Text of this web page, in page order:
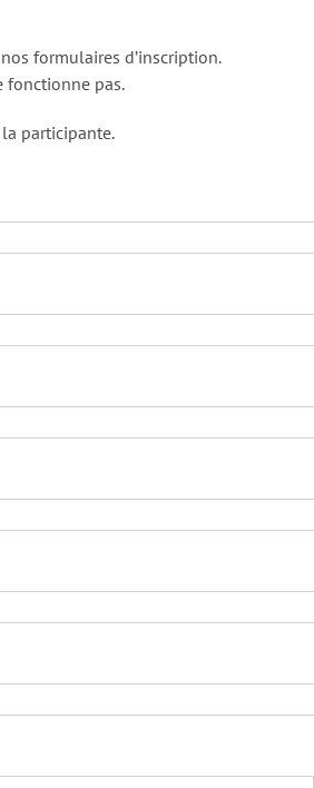
formulaires d’inscription.
fonctionne pas.
participante.